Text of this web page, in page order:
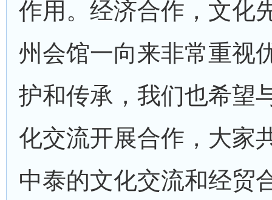
作用。经济合作，文化
州会馆一向来非常重视
护和传承，我们也希望
化交流开展合作，大家
中泰的文化交流和经贸